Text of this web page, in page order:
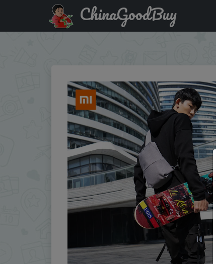
Код на знижку chinagoodbuy100dec Мужская
защитой от кражи
ChinaGoodBuy